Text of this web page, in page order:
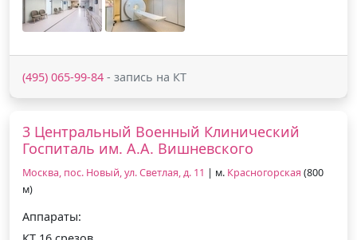
(495) 065-99-84 - запись на КТ
3 Центральный Военный Клинический
Госпиталь им. А.А. Вишневского
Москва, пос. Новый, ул. Светлая, д. 11 | м. Красногорская (800
м)
Аппараты: